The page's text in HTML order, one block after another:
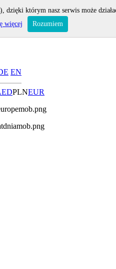
EN
PLNEUR
dzięki którym nasz serwis może
więcej Rozumiem